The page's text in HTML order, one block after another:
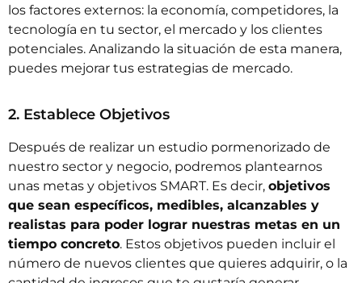
los factores externos: la economía, competidores, la
tecnología en tu sector, el mercado y los clientes
potenciales. Analizando la situación de esta manera,
puedes mejorar tus estrategias de mercado.
2. Establece Objetivos
Después de realizar un estudio pormenorizado de
nuestro sector y negocio, podremos plantearnos
unas metas y objetivos SMART. Es decir, objetivos
que sean específicos, medibles, alcanzables y
realistas para poder lograr nuestras metas en un
tiempo concreto. Estos objetivos pueden incluir el
número de nuevos clientes que quieres adquirir, o la